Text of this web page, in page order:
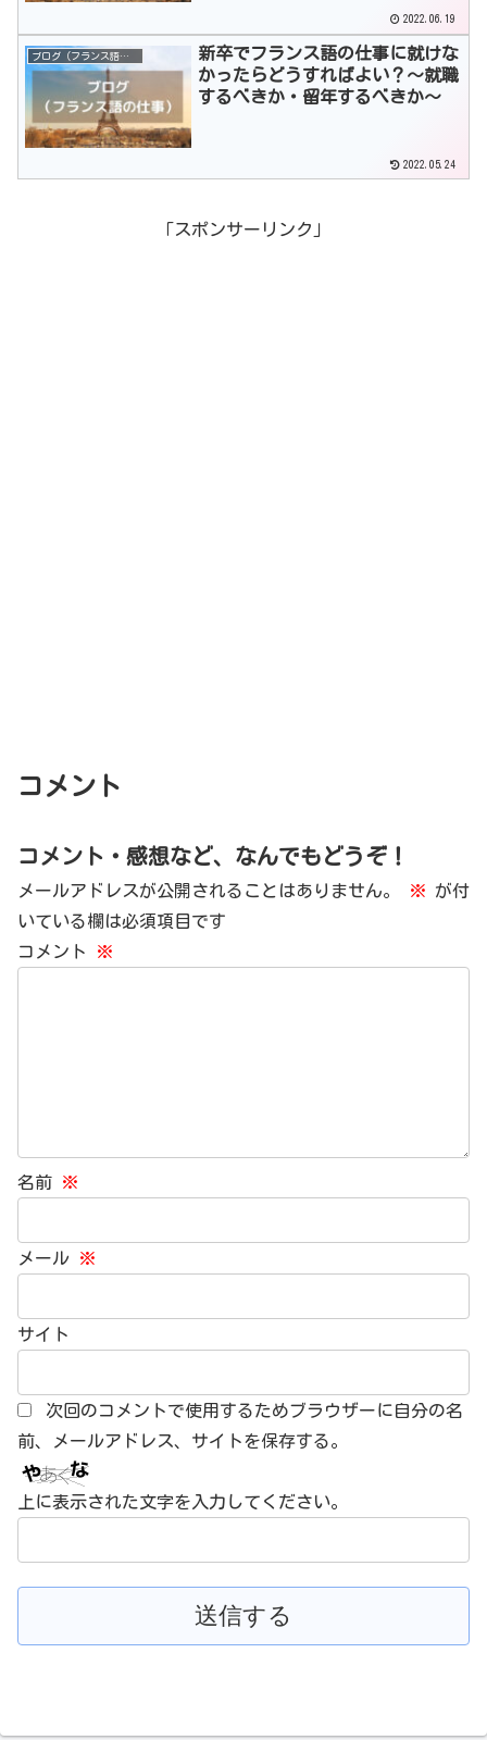
2022.06.19
ブログ（フランス語の仕事）
新卒でフランス語の仕事に就けな
かったらどうすればよい？～就職
するべきか・留年するべきか～
2022.05.24
「スポンサーリンク」
コメント
コメント・感想など、なんでもどうぞ！
メールアドレスが公開されることはありません。 ※ が付
いている欄は必須項目です
コメント
※
名前 ※
メール ※
サイト
次回のコメントで使用するためブラウザーに自分の名
前、メールアドレス、サイトを保存する。
上に表示された文字を入力してください。